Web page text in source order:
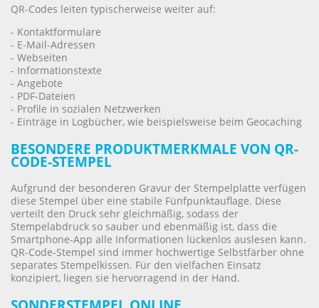
QR-Codes leiten typischerweise weiter auf:
- Kontaktformulare
- E-Mail-Adressen
- Webseiten
- Informationstexte
- Angebote
- PDF-Dateien
- Profile in sozialen Netzwerken
- Einträge in Logbücher, wie beispielsweise beim Geocaching
BESONDERE PRODUKTMERKMALE VON QR-
CODE-STEMPEL
Aufgrund der besonderen Gravur der Stempelplatte verfügen
diese Stempel über eine stabile Fünfpunktauflage. Diese
verteilt den Druck sehr gleichmäßig, sodass der
Stempelabdruck so sauber und ebenmäßig ist, dass die
Smartphone-App alle Informationen lückenlos auslesen kann.
QR-Code-Stempel sind immer hochwertige Selbstfärber ohne
separates Stempelkissen. Für den vielfachen Einsatz
konzipiert, liegen sie hervorragend in der Hand.